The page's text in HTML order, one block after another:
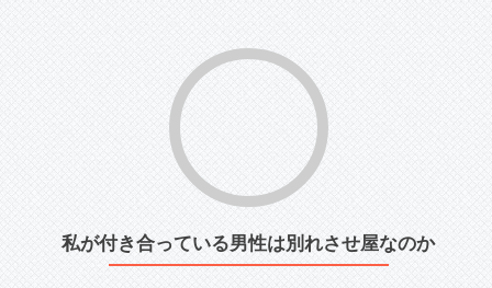
私が付き合っている男性は別れさせ屋なのか